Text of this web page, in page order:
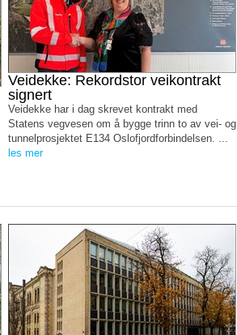
Veidekke: Rekordstor veikontrakt
signert
Veidekke har i dag skrevet kontrakt med
Statens vegvesen om å bygge trinn to av vei- og
tunnelprosjektet E134 Oslofjordforbindelsen. ...
les mer